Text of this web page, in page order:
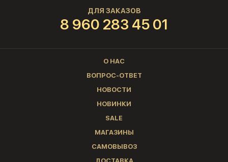
ДЛЯ ЗАКАЗОВ
8 960 283 45 01
О НАС
ВОПРОС-ОТВЕТ
НОВОСТИ
НОВИНКИ
SALE
МАГАЗИНЫ
САМОВЫВОЗ